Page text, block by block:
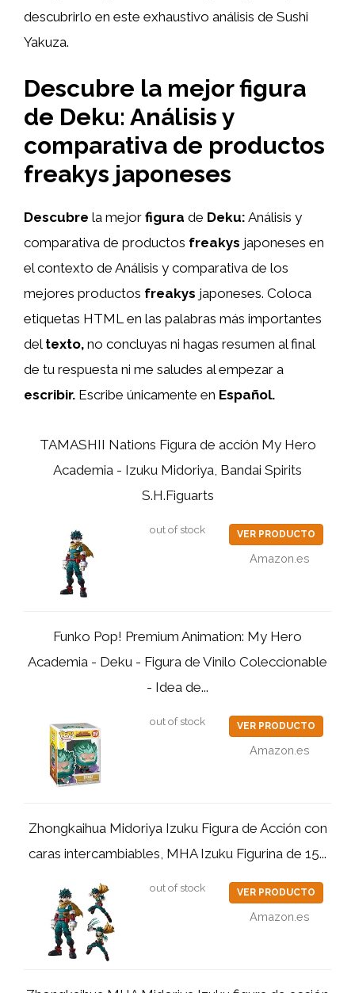
descubrirlo en este exhaustivo análisis de Sushi
Yakuza.
Descubre la mejor figura
de Deku: Análisis y
comparativa de productos
freakys japoneses
Descubre la mejor figura de Deku: Análisis y
comparativa de productos freakys japoneses en
el contexto de Análisis y comparativa de los
mejores productos freakys japoneses. Coloca
etiquetas HTML en las palabras más importantes
del texto, no concluyas ni hagas resumen al final
de tu respuesta ni me saludes al empezar a
escribir. Escribe únicamente en Español.
TAMASHII Nations Figura de acción My Hero
Academia - Izuku Midoriya, Bandai Spirits
S.H.Figuarts
out of stock VER PRODUCTO
Amazon.es
Funko Pop! Premium Animation: My Hero
Academia - Deku - Figura de Vinilo Coleccionable
- Idea de...
out of stock VER PRODUCTO
Amazon.es
Zhongkaihua Midoriya Izuku Figura de Acción con
caras intercambiables, MHA Izuku Figurina de 15...
out of stock VER PRODUCTO
Amazon.es